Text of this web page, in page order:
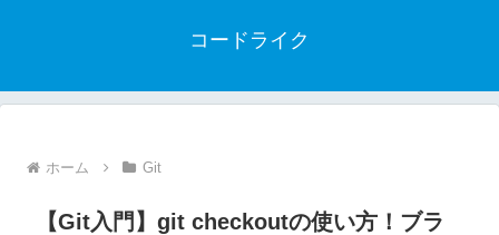
コードライク
ホーム Git
【Git入門】git checkoutの使い方！ブラ